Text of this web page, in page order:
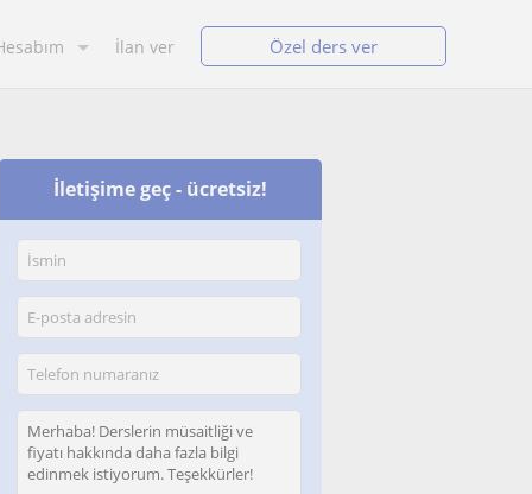
İlan ver Özel ders ver
İletişime geç - ücretsiz!